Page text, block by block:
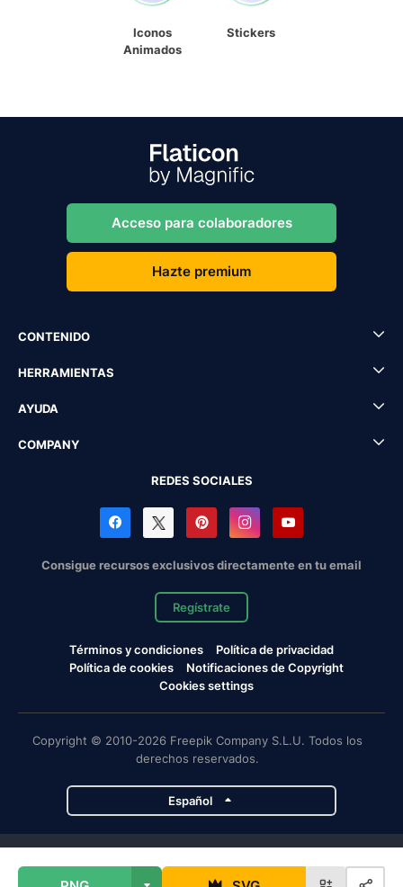
Iconos
Animados
Stickers
Acceso para colaboradores
Hazte premium
CONTENIDO
HERRAMIENTAS
AYUDA
COMPANY
REDES SOCIALES
Consigue recursos exclusivos directamente en tu email
Regístrate
Términos y condiciones
Política de privacidad
Política de cookies
Notificaciones de Copyright
Cookies settings
Copyright © 2010-2026 Freepik Company S.L.U. Todos los
derechos reservados.
Español